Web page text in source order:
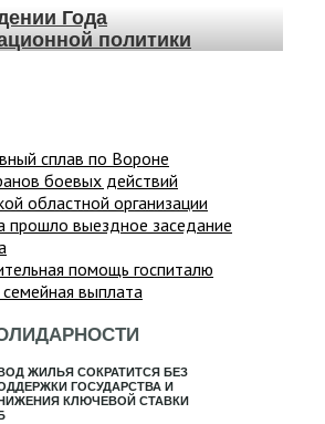
Года
политики
сплав по Вороне
боевых действий
областной организации
прошло выездное заседание
помощь госпиталю
выплата
ЖИЛЬЯ СОКРАТИТСЯ БЕЗ
ГОСУДАРСТВА И
КЛЮЧЕВОЙ СТАВКИ